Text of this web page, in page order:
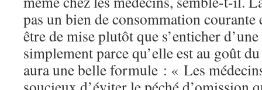
pas un bien de consommation
être de mise plutôt que s’enticher
simplement parce qu’elle est au goût
aura une belle formule : « Les